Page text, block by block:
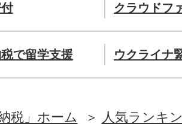
クラウドフ
で留学支援 ウクライナ
税」ホーム
人気ランキ